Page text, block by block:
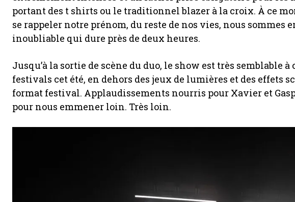
portant des t shirts ou le traditionnel blazer à la croix. À ce
se rappeler notre prénom, du reste de nos vies, nous sommes
inoubliable qui dure près de deux heures.
Jusqu’à la sortie de scène du duo, le show est très semblable
festivals cet été, en dehors des jeux de lumières et des effets
format festival. Applaudissements nourris pour Xavier et
pour nous emmener loin. Très loin.